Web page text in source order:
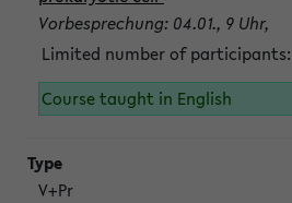
Vorbesprechung: 04.01., 9 Uhr,
Limited number of participants:
Course taught in English
V+Pr